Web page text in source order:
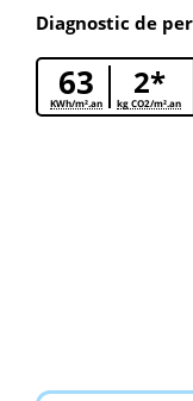
Diagnostic de
63
KWh/m².an
2*
kg CO2/m².an